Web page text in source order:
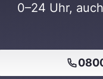
0–24 Uhr,